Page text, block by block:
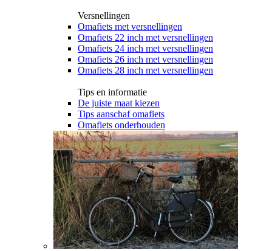
Versnellingen
Omafiets met versnellingen
Omafiets 22 inch met versnellingen
Omafiets 24 inch met versnellingen
Omafiets 26 inch met versnellingen
Omafiets 28 inch met versnellingen
Tips en informatie
De juiste maat kiezen
Tips aanschaf omafiets
Omafiets onderhouden